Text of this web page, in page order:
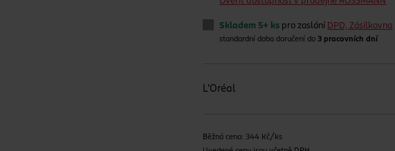
Skladem 5+ ks pro zaslání DPD, Zásilkovna
standardní doba doručení do 3 pracovních dní
L'Oréal
Běžná cena: 344 Kč/ks